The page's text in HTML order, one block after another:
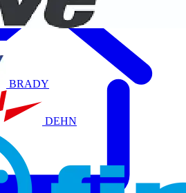
BRADY
DEHN